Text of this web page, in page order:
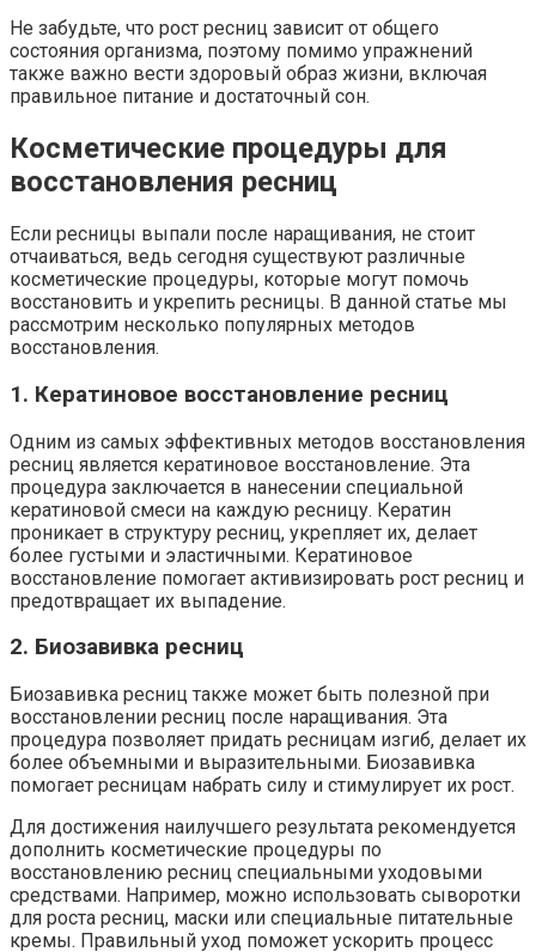
Не забудьте, что рост ресниц зависит от общего
состояния организма, поэтому помимо упражнений
также важно вести здоровый образ жизни, включая
правильное питание и достаточный сон.
Косметические процедуры для
восстановления ресниц
Если ресницы выпали после наращивания, не стоит
отчаиваться, ведь сегодня существуют различные
косметические процедуры, которые могут помочь
восстановить и укрепить ресницы. В данной статье мы
рассмотрим несколько популярных методов
восстановления.
1. Кератиновое восстановление ресниц
Одним из самых эффективных методов восстановления
ресниц является кератиновое восстановление. Эта
процедура заключается в нанесении специальной
кератиновой смеси на каждую ресницу. Кератин
проникает в структуру ресниц, укрепляет их, делает
более густыми и эластичными. Кератиновое
восстановление помогает активизировать рост ресниц и
предотвращает их выпадение.
2. Биозавивка ресниц
Биозавивка ресниц также может быть полезной при
восстановлении ресниц после наращивания. Эта
процедура позволяет придать ресницам изгиб, делает их
более объемными и выразительными. Биозавивка
помогает ресницам набрать силу и стимулирует их рост.
Для достижения наилучшего результата рекомендуется
дополнить косметические процедуры по
восстановлению ресниц специальными уходовыми
средствами. Например, можно использовать сыворотки
для роста ресниц, маски или специальные питательные
кремы. Правильный уход поможет ускорить процесс